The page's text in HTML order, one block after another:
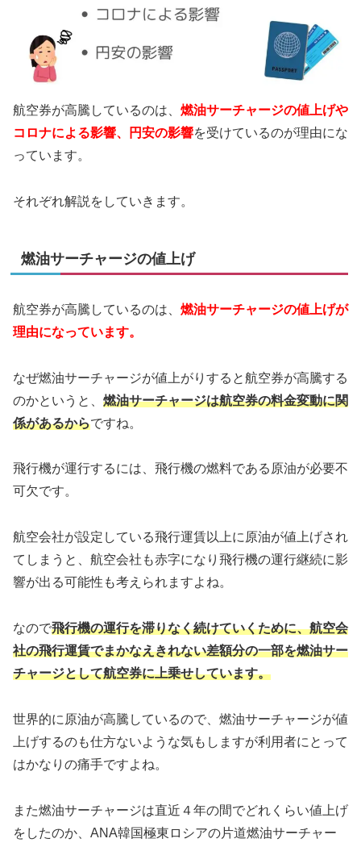
航空券が高騰しているのは、 燃油サーチャージの値上げや
コロナによる影響、円安の影響を受けているのが理由にな
っています。
それぞれ解説をしていきます。
燃油サーチャージの値上げ
航空券が高騰しているのは、 燃油サーチャージの値上げが
理由になっています。
なぜ燃油サーチャージが値上がりすると航空券が高騰する
のかというと、 燃油サーチャージは航空券の料金変動に関
係があるからですね。
飛行機が運行するには、飛行機の燃料である原油が必要不
可欠です。
航空会社が設定している飛行運賃以上に原油が値上げされ
てしまうと、航空会社も赤字になり飛行機の運行継続に影
響が出る可能性も考えられますよね。
なので飛行機の運行を滞りなく続けていくために、航空会
社の飛行運賃でまかなえきれない差額分の一部を燃油サー
チャージとして航空券に上乗せしています。
世界的に原油が高騰しているので、燃油サーチャージが値
上げするのも仕方ないような気もしますが利用者にとって
はかなりの痛手ですよね。
また燃油サーチャージは直近４年の間でどれくらい値上げ
をしたのか、ANA韓国極東ロシアの片道燃油サーチャー